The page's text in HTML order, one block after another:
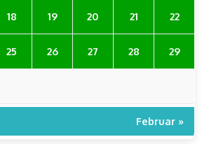
18 19 20 21 22
25 26 27 28 29
Februar »